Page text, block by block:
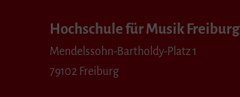
Hochschule für Musik Freiburg
Mendelssohn-Bartholdy-Platz 1
79102 Freiburg